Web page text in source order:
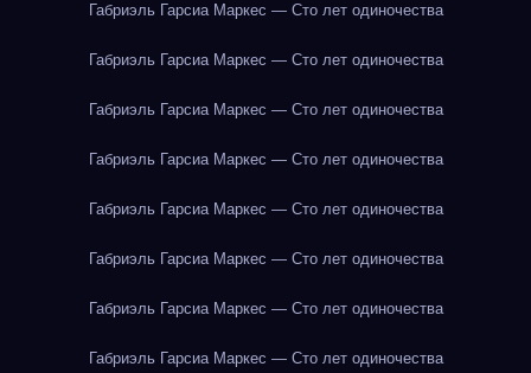
Габриэль Гарсиа Маркес — Сто лет одиночества
Габриэль Гарсиа Маркес — Сто лет одиночества
Габриэль Гарсиа Маркес — Сто лет одиночества
Габриэль Гарсиа Маркес — Сто лет одиночества
Габриэль Гарсиа Маркес — Сто лет одиночества
Габриэль Гарсиа Маркес — Сто лет одиночества
Габриэль Гарсиа Маркес — Сто лет одиночества
Габриэль Гарсиа Маркес — Сто лет одиночества